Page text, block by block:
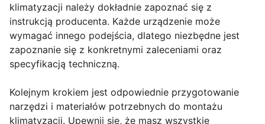
klimatyzacji należy dokładnie zapoznać się z
instrukcją producenta. Każde urządzenie może
wymagać innego podejścia, dlatego niezbędne jest
zapoznanie się z konkretnymi zaleceniami oraz
specyfikacją techniczną.
Kolejnym krokiem jest odpowiednie przygotowanie
narzędzi i materiałów potrzebnych do montażu
klimatyzacji. Upewnij się, że masz wszystkie